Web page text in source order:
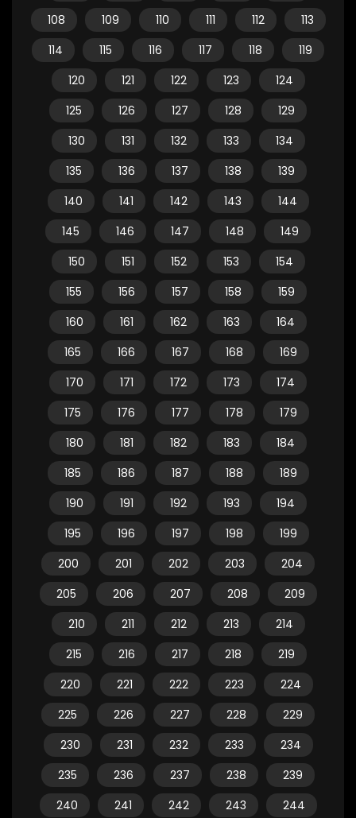
108
109 110 111 112
113
114
115 116 117 118
119
120
121 122 123
124
125
126 127 128
129
130
131 132 133
134
135
136 137 138
139
140
141 142 143
144
145
146 147 148
149
150
151 152 153
154
155
156 157 158
159
160
161 162 163
164
165
166 167 168
169
170
171 172 173
174
175
176 177 178
179
180
181 182 183
184
185
186 187 188
189
190
191 192 193
194
195
196 197 198
199
200
201 202 203
204
205
206 207 208
209
210
211 212 213
214
215
216 217 218
219
220
221 222 223
224
225
226 227 228
229
230
231 232 233
234
235
236 237 238
239
240
241 242 243
244